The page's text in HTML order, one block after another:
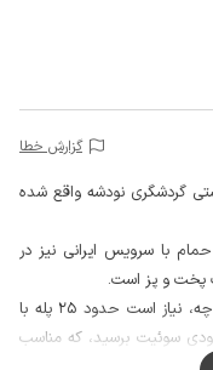
گزارش خطا
گردشگری نودشه واقع شده
با سرویس ایرانی نیز در
پخت و پز است.
در نظر داشته باشید که بعد از پارک خودرو در کوچه، نیاز است حدود 25 پله با
سوئیت برسید، که مناسب